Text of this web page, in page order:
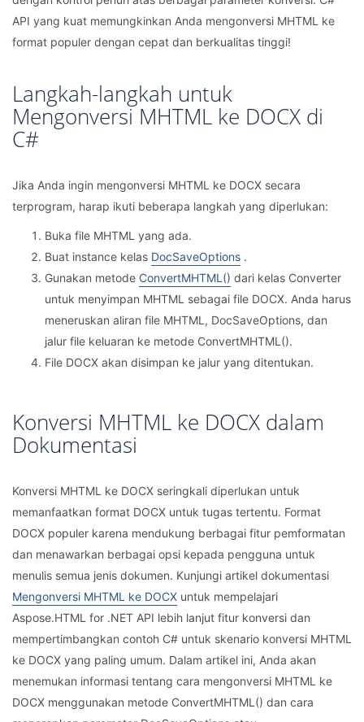
API yang kuat memungkinkan Anda mengonversi MHTML ke
format populer dengan cepat dan berkualitas tinggi!
Langkah-langkah untuk
Mengonversi MHTML ke DOCX di
C#
Jika Anda ingin mengonversi MHTML ke DOCX secara
terprogram, harap ikuti beberapa langkah yang diperlukan:
Buka file MHTML yang ada.
Buat instance kelas DocSaveOptions .
Gunakan metode ConvertMHTML() dari kelas Converter
untuk menyimpan MHTML sebagai file DOCX. Anda harus
meneruskan aliran file MHTML, DocSaveOptions, dan
jalur file keluaran ke metode ConvertMHTML().
File DOCX akan disimpan ke jalur yang ditentukan.
Konversi MHTML ke DOCX dalam
Dokumentasi
Konversi MHTML ke DOCX seringkali diperlukan untuk
memanfaatkan format DOCX untuk tugas tertentu. Format
DOCX populer karena mendukung berbagai fitur pemformatan
dan menawarkan berbagai opsi kepada pengguna untuk
menulis semua jenis dokumen. Kunjungi artikel dokumentasi
Mengonversi MHTML ke DOCX untuk mempelajari
Aspose.HTML for .NET API lebih lanjut fitur konversi dan
mempertimbangkan contoh C# untuk skenario konversi MHTML
ke DOCX yang paling umum. Dalam artikel ini, Anda akan
menemukan informasi tentang cara mengonversi MHTML ke
DOCX menggunakan metode ConvertMHTML() dan cara